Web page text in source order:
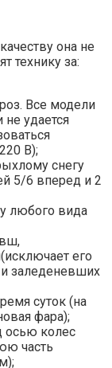
она не
технику за:
Все модели
удается
В);
снегу
5/6 вперед и 2
любого вида
его
заледеневших
суток (на
фара);
осью колес
часть